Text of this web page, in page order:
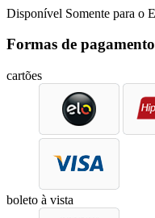
Disponível Somente para o
Formas de pagamento
cartões
boleto à vista